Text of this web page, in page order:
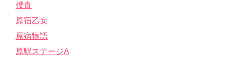
僕青
原宿乙女
原宿物語
原駅ステージA